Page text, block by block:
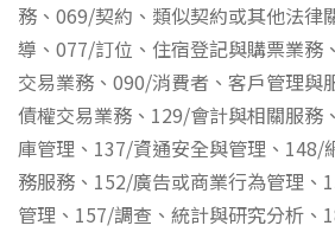
務、069/契約、類似契約或其他法律
導、077/訂位、住宿登記與購票業務
交易業務、090/消費者、客戶管理與
債權交易業務、129/會計與相關服務
庫管理、137/資通安全與管理、148/
務服務、152/廣告或商業行為管理、
管理、157/調查、統計與研究分析、